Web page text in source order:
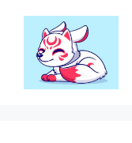
contenu